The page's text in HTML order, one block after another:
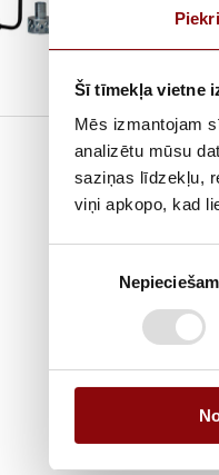
Šī tīmekļa vietne
Mēs izmantojam
analizētu mūsu
saziņas līdzekļu,
viņi apkopo, kad